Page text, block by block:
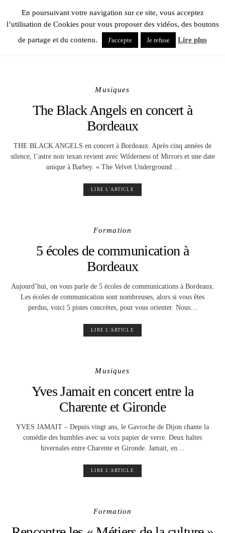
Musiques
The Black Angels en concert à
Bordeaux
THE BLACK ANGELS en concert à Bordeaux. Après cinq années de
silence, l’astre noir texan revient avec Wilderness of Mirrors et une date
unique à Barbey. « The Velvet Underground…
LIRE L'ARTICLE
Formation
5 écoles de communication à
Bordeaux
Aujourd’hui, on vous parle de 5 écoles de communications à Bordeaux.
Les écoles de communication sont nombreuses, alors si vous êtes
perdus, voici 5 pistes concrètes, pour vous orienter. Nous…
LIRE L'ARTICLE
Musiques
Yves Jamait en concert entre la
Charente et Gironde
YVES JAMAIT – Depuis vingt ans, le Gavroche de Dijon chante la
comédie des humbles avec sa voix papier de verre. Deux haltes
hivernales entre Charente et Gironde. Jamait, en…
LIRE L'ARTICLE
Formation
En poursuivant votre navigation sur ce site, vous acceptez
l’utilisation de Cookies pour vous proposer des vidéos, des boutons
de partage et du contenu.
J'accepte Je refuse Lire plus